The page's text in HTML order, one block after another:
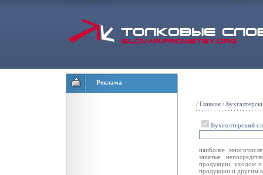
Реклама
/ Главная /
Бухгалтерский
наиболее
занятые
продукции, уходом и
продукции и другим